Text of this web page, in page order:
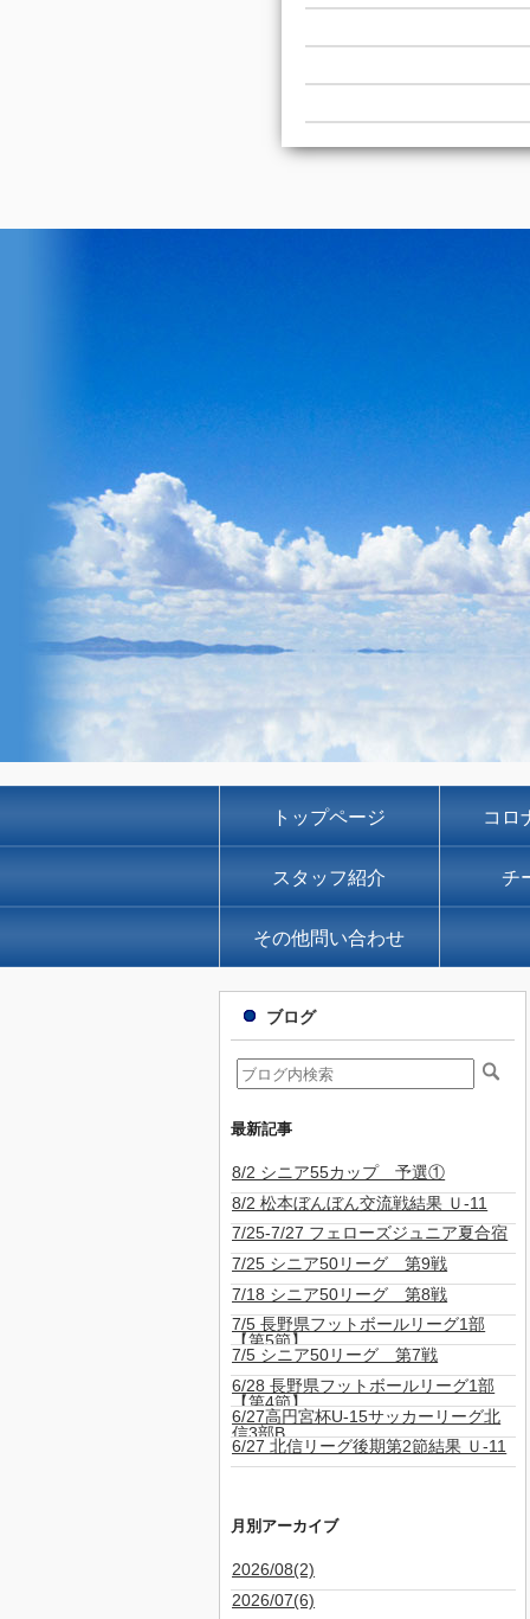
トップページ コロ
スタッフ紹介 チ
その他問い合わせ
ブログ
最新記事
8/2 シニア55カップ 予選①
8/2 松本ぼんぼん交流戦結果 Ｕ-11
7/25-7/27 フェローズジュニア夏合宿
7/25 シニア50リーグ 第9戦
7/18 シニア50リーグ 第8戦
7/5 長野県フットボールリーグ1部
7/5 シニア50リーグ 第7戦
6/28 長野県フットボールリーグ1部
6/27高円宮杯U-15サッカーリーグ北
6/27 北信リーグ後期第2節結果 Ｕ-11
月別アーカイブ
2026/08(2)
2026/07(6)